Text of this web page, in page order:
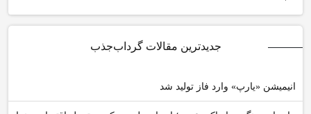
جدیدترین مقالات گرداب‌جذب
انیمیشن «یارپ» وارد فاز تولید شد